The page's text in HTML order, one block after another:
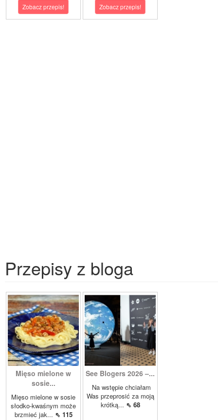
Zobacz przepis! Zobacz przepis!
Przepisy z bloga
Mięso mielone w
sosie...
Mięso mielone w sosie
słodko-kwaśnym może
brzmieć jak... ⇖ 115
See Blogers 2026 –...
Na wstępie chciałam
Was przeprosić za moją
krótką... ⇖ 68